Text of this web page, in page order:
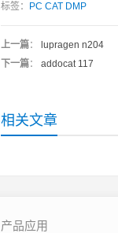
标签： PC CAT DMP
上一篇：
lupragen n204
下一篇： addocat 117
相关文章
产品应用